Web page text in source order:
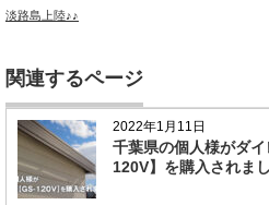
淡路島上陸♪♪
関連するページ
2022年1月11日
千葉県の個人様がダ
120V】を購入されま